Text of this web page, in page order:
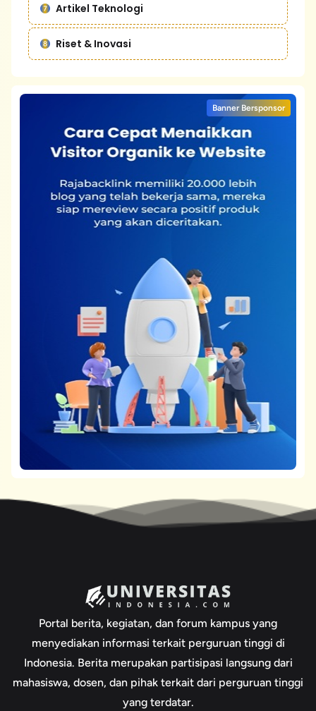
Artikel Teknologi
Riset & Inovasi
Banner Bersponsor
Portal berita, kegiatan, dan forum kampus yang
menyediakan informasi terkait perguruan tinggi di
Indonesia. Berita merupakan partisipasi langsung dari
mahasiswa, dosen, dan pihak terkait dari perguruan tinggi
yang terdatar.